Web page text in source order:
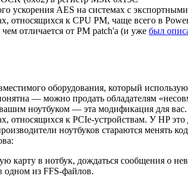
ускорения AES на системах с
относящихся к CPU PM, чаще всего в
чем отличается от PM patch'а (и уже был
оборудования, который
— можно продать обладателям
ноутбуком — эта модификация для вас.
относящихся к PCIe-устройствам. У HP
ноутбуков стараются менять
карту в нотбук, дождаться сообщения о
одном из FFS-файлов.